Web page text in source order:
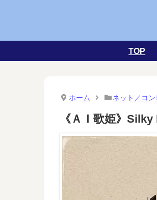
TOP
ホーム ネット／コン
《ＡＩ歌姫》